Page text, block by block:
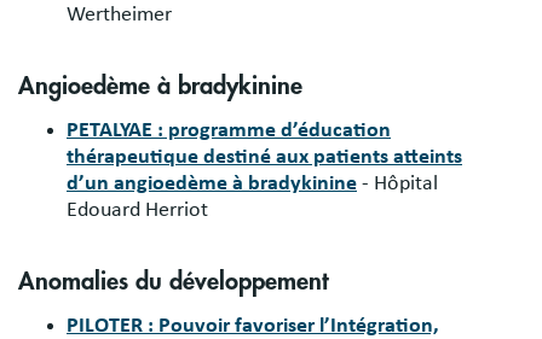
Wertheimer
Angioedème à bradykinine
PETALYAE : programme d’éducation
thérapeutique destiné aux patients atteints
d’un angioedème à bradykinine - Hôpital
Edouard Herriot
Anomalies du développement
PILOTER : Pouvoir favoriser l’Intégration,